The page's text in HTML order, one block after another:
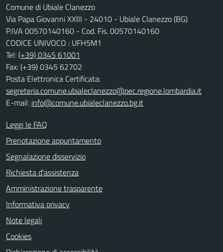
Comune di Ubiale Clanezzo
Via Papa Giovanni XXIII - 24010 - Ubiale Clanezzo (BG)
P.IVA 00570140160 - Cod. Fis. 00570140160
CODICE UNIVOCO : UFH5M1
Tel:(+39) 0345 61001
Fax: (+39) 0345 62702
Posta Elettronica Certificata:
segreteria.comune.ubialeclanezzo@pec.regione.lombardia.it
E-mail: info@comune.ubialeclanezzo.bg.it
Leggi le FAQ
Prenotazione appuntamento
Segnalazione disservizio
Richiesta d'assistenza
Amministrazione trasparente
Informativa privacy
Note legali
Cookies